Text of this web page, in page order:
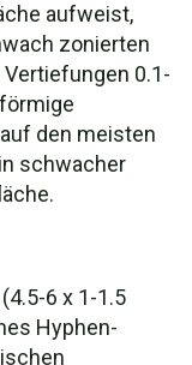
aufweist,
zonierten
0.1-
den meisten
schwacher
6 x 1-1.5
Hyphen-